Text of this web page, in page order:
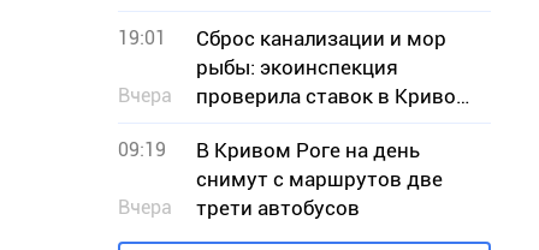
меж» обратился к власти с
критикой проекта
19:01
Вчера
Сброс канализации и мор
рыбы: экоинспекция
проверила ставок в Кривом
Роге
09:19
Вчера
В Кривом Роге на день
снимут с маршрутов две
трети автобусов